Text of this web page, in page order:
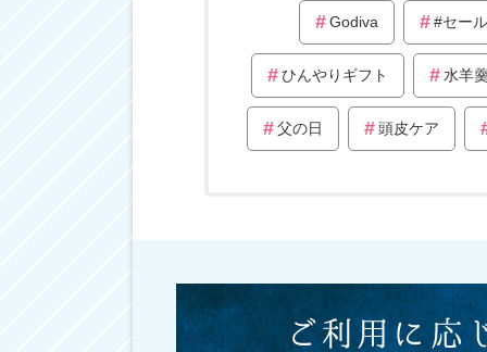
Godiva #セール
ひんやりギフト 水羊
父の日 頭皮ケア